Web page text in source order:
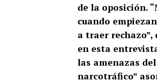
de la oposición.
cuando
a traer
en esta
las amenazas
narcotráfico”